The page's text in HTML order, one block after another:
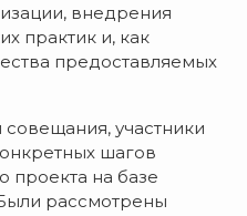
внедрения
практик и, как
предоставляемых
участники
шагов
проекта на базе
рассмотрены